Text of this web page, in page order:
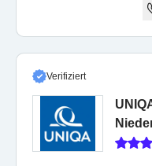
Verifiziert